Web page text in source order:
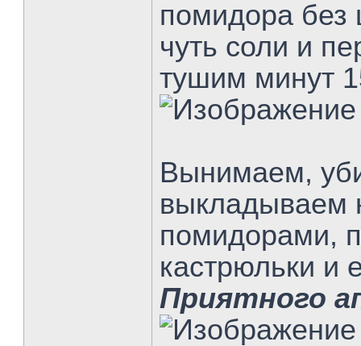
помидора без
чуть соли и
тушим минут
Вынимаем,
выкладываем
помидорами,
кастрюльки и
Приятного